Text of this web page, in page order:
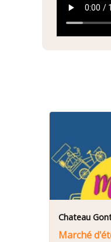
Chateau
Marché